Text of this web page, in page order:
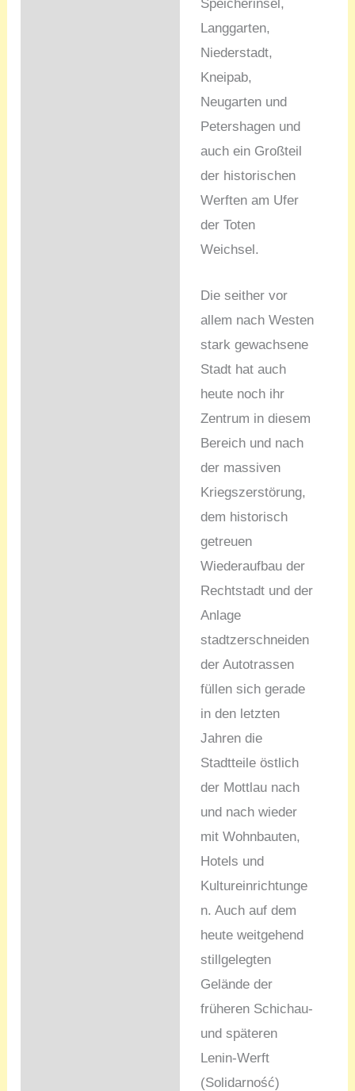
Speicherinsel,
Langgarten,
Niederstadt,
Kneipab,
Neugarten und
Petershagen und
auch ein Großteil
der historischen
Werften am Ufer
der Toten
Weichsel.
Die seither vor
allem nach Westen
stark gewachsene
Stadt hat auch
heute noch ihr
Zentrum in diesem
Bereich und nach
der massiven
Kriegszerstörung,
dem historisch
getreuen
Wiederaufbau der
Rechtstadt und der
Anlage
stadtzerschneiden
der Autotrassen
füllen sich gerade
in den letzten
Jahren die
Stadtteile östlich
der Mottlau nach
und nach wieder
mit Wohnbauten,
Hotels und
Kultureinrichtunge
n. Auch auf dem
heute weitgehend
stillgelegten
Gelände der
früheren Schichau-
und späteren
Lenin-Werft
(Solidarność)